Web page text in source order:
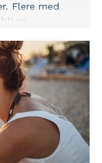
Flere med
alle har